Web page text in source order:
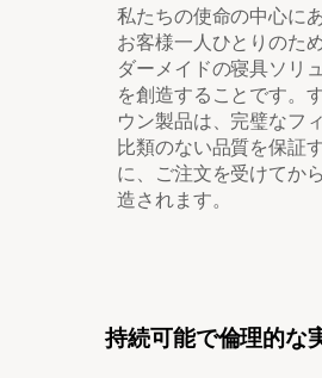
私たちの使命の中心にあ
お客様一人ひとりのた
ダーメイドの寝具ソリ
を創造することです。
ウン製品は、完璧なフ
比類のない品質を保証
に、ご注文を受けてか
造されます。
持続可能で倫理的な